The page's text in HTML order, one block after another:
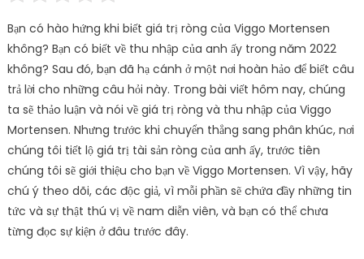
Bạn có hào hứng khi biết giá trị ròng của Viggo Mortensen
không? Bạn có biết về thu nhập của anh ấy trong năm 2022
không? Sau đó, bạn đã hạ cánh ở một nơi hoàn hảo để biết câu
trả lời cho những câu hỏi này. Trong bài viết hôm nay, chúng
ta sẽ thảo luận và nói về giá trị ròng và thu nhập của Viggo
Mortensen. Nhưng trước khi chuyển thẳng sang phân khúc, nơi
chúng tôi tiết lộ giá trị tài sản ròng của anh ấy, trước tiên
chúng tôi sẽ giới thiệu cho bạn về Viggo Mortensen. Vì vậy, hãy
chú ý theo dõi, các độc giả, vì mỗi phần sẽ chứa đầy những tin
tức và sự thật thú vị về nam diễn viên, và bạn có thể chưa
từng đọc sự kiện ở đâu trước đây.